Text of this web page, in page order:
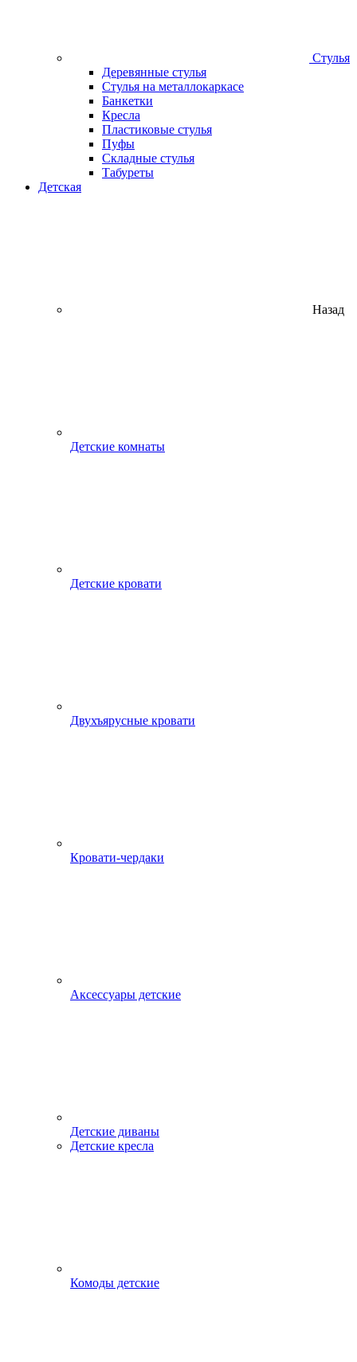
Стулья
Деревянные стулья
Стулья на металлокаркасе
Банкетки
Кресла
Пластиковые стулья
Пуфы
Складные стулья
Табуреты
Детская
Назад
Детские комнаты
Детские кровати
Двухъярусные кровати
Кровати-чердаки
Аксессуары детские
Детские диваны
Детские кресла
Комоды детские